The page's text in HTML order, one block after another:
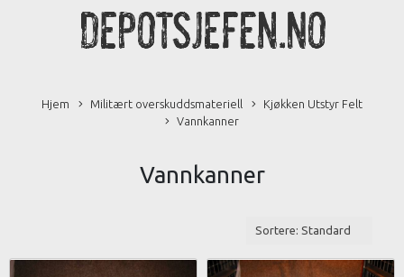
Hjem Militært overskuddsmateriell
Kjøkken Utstyr Felt
Vannkanner
Vannkanner